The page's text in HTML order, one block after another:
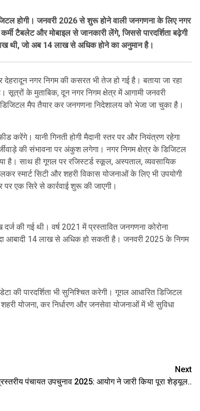
होगी। जनवरी 2026 से शुरू होने वाली जनगणना के लिए नगर
टैबलेट और मोबाइल से जानकारी लेंगे, जिससे पारदर्शिता बढ़ेगी
थी, जो अब 14 लाख से अधिक होने का अनुमान है।
नगर निगम की कसरत भी तेज हो गई है। बताया जा रहा
सूत्रों के मुताबिक, दून नगर निगम क्षेत्र में आगामी जनवरी
मैप तैयार कर जनगणना निदेशालय को भेजा जा चुका है।
करेंगे। यानी गिनती होगी मैदानी स्तर पर और नियंत्रण रहेगा
की संभावना पर अंकुश लगेगा। नगर निगम क्षेत्र के डिजिटल
है। साथ ही गूगल पर रजिस्टर्ड स्कूल, अस्पताल, व्यवसायिक
स्मार्ट सिटी और शहरी विकास योजनाओं के लिए भी उपयोगी
एक सिरे से कार्रवाई शुरू की जाएगी।
की गई थी। वर्ष 2021 में प्रस्तावित जनगणना कोरोना
आबादी 14 लाख से अधिक हो सकती है। जनवरी 2025 के निगम
पारदर्शिता भी सुनिश्चित करेगी। गूगल आधारित डिजिटल
योजना, कर निर्धारण और जनसेवा योजनाओं में भी सुविधा
Next
पंचायत उपचुनाव 2025: आयोग ने जारी किया पूरा शेड्यूल..